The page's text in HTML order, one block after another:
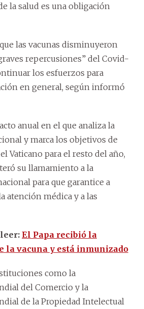
la salud es una obligación
las vacunas disminuyeron
repercusiones” del Covid-
los esfuerzos para
en general, según informó
anual en el que analiza la
y marca los objetivos de
Vaticano para el resto del año,
su llamamiento a la
para que garantice a
atención médica y a las
El Papa recibió la
la vacuna y está inmunizado
como la
del Comercio y la
de la Propiedad Intelectual